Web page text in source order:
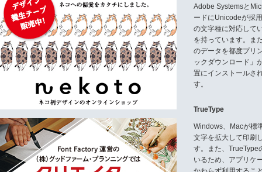
Adobe Systemsと
ードにUnicodeが採
の文字種に対応して
を持っています。ま
のデータを都度プリ
ックダウンロード」
置にインストールさ
す。
TrueType
Windows、Macが標
文字を拡大して印刷
す。また、TrueType
いるため、アプリケ